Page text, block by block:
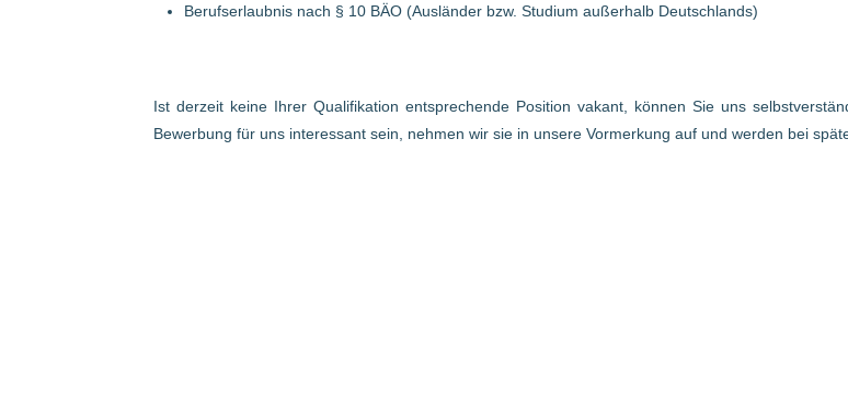
Berufserlaubnis nach § 10 BÄO (Ausländer bzw. Studium außerhalb Deutschlands)
Ist derzeit keine Ihrer Qualifikation entsprechende Position vakant, können Sie uns
Bewerbung für uns interessant sein, nehmen wir sie in unsere Vormerkung auf und werden bei